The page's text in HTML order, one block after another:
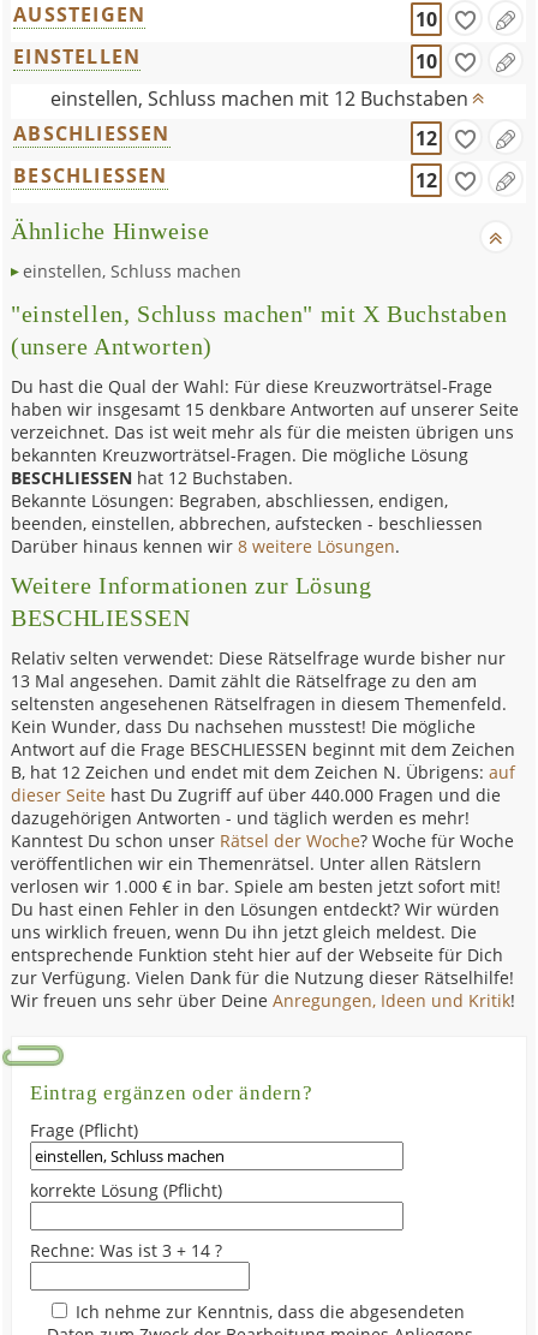
AUSSTEIGEN
10
EINSTELLEN
10
einstellen, Schluss machen mit 12 Buchstaben
ABSCHLIESSEN
12
BESCHLIESSEN
12
Ähnliche Hinweise
einstellen, Schluss machen
"einstellen, Schluss machen" mit X Buchstaben
(unsere Antworten)
Du hast die Qual der Wahl: Für diese Kreuzworträtsel-Frage
haben wir insgesamt 15 denkbare Antworten auf unserer Seite
verzeichnet. Das ist weit mehr als für die meisten übrigen uns
bekannten Kreuzworträtsel-Fragen. Die mögliche Lösung
BESCHLIESSEN hat 12 Buchstaben.
Bekannte Lösungen: Begraben, abschliessen, endigen,
beenden, einstellen, abbrechen, aufstecken - beschliessen
Darüber hinaus kennen wir8 weitere Lösungen.
Weitere Informationen zur Lösung
BESCHLIESSEN
Relativ selten verwendet: Diese Rätselfrage wurde bisher nur
13 Mal angesehen. Damit zählt die Rätselfrage zu den am
seltensten angesehenen Rätselfragen in diesem Themenfeld.
Kein Wunder, dass Du nachsehen musstest! Die mögliche
Antwort auf die Frage BESCHLIESSEN beginnt mit dem Zeichen
B, hat 12 Zeichen und endet mit dem Zeichen N. Übrigens:auf
dieser Seite hast Du Zugriff auf über 440.000 Fragen und die
dazugehörigen Antworten - und täglich werden es mehr!
Kanntest Du schon unser Rätsel der Woche? Woche für Woche
veröffentlichen wir ein Themenrätsel. Unter allen Rätslern
verlosen wir 1.000 € in bar. Spiele am besten jetzt sofort mit!
Du hast einen Fehler in den Lösungen entdeckt? Wir würden
uns wirklich freuen, wenn Du ihn jetzt gleich meldest. Die
entsprechende Funktion steht hier auf der Webseite für Dich
zur Verfügung. Vielen Dank für die Nutzung dieser Rätselhilfe!
Wir freuen uns sehr über DeineAnregungen, Ideen und Kritik!
Eintrag ergänzen oder ändern?
Frage (Pflicht)
korrekte Lösung (Pflicht)
Rechne: Was ist 3 + 14 ?
Ich nehme zur Kenntnis, dass die abgesendeten